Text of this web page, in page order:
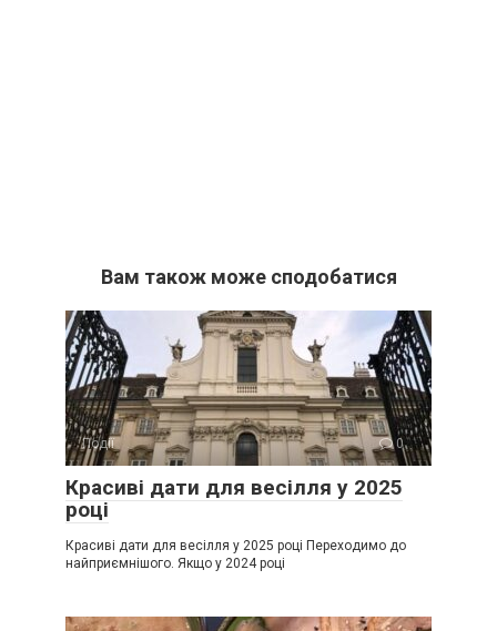
Вам також може сподобатися
Події 0
Красиві дати для весілля у 2025
році
Красиві дати для весілля у 2025 році Переходимо до
найприємнішого. Якщо у 2024 році